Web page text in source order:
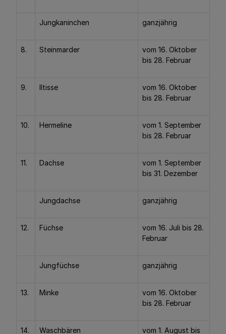
Jungkaninchen ganzjährig
8. Steinmarder
vom 16. Oktober
bis 28. Februar
9. Iltisse
vom 16. Oktober
bis 28. Februar
10. Hermeline
vom 1. September
bis 28. Februar
11. Dachse
vom 1. September
bis 31. Dezember
Jungdachse ganzjährig
12. Füchse
vom 16. Juli bis 28.
Februar
Jungfüchse ganzjährig
13. Minke
vom 16. Oktober
bis 28. Februar
14. Waschbären
vom 1. August bis